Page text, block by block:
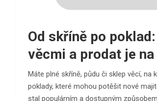
Od skříně po
věcmi a prodat je
Máte plné skříně, půdu či sklep věcí,
poklady, které mohou potěšit nové
stal populárním a dostupným